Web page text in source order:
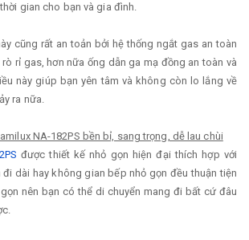
gian cho bạn và gia đình.
cũng rất an toản bởi hệ thống ngắt gas an toàn
rỉ gas, hơn nữa ống dẫn ga mạ đồng an toàn và
này giúp bạn yên tâm và không còn lo lắng về
ra nữa.
NA-182PS bền bỉ, sang trọng, dễ lau chùi
được thiết kế nhỏ gọn hiện đại thích hợp với
dài hay không gian bếp nhỏ gọn đều thuận tiện
nên bạn có thể di chuyển mang đi bất cứ đâu